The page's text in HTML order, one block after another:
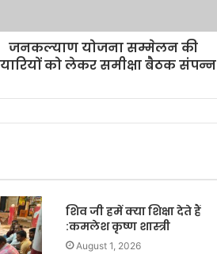
जनकल्याण योजना सम्मेलन की
को लेकर समीक्षा बैठक संपन्न
शिव जी हमें क्या शिक्षा देते हैं
:कमलेश कृष्ण शास्त्री
August 1, 2026